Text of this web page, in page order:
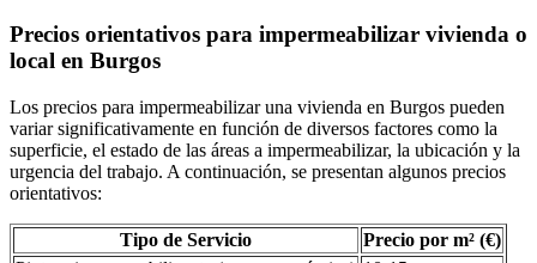
Precios orientativos para impermeabilizar vivienda o
local en Burgos
Los precios para impermeabilizar una vivienda en Burgos pueden
variar significativamente en función de diversos factores como la
superficie, el estado de las áreas a impermeabilizar, la ubicación y la
urgencia del trabajo. A continuación, se presentan algunos precios
orientativos:
Tipo de Servicio
Precio por m² (€)